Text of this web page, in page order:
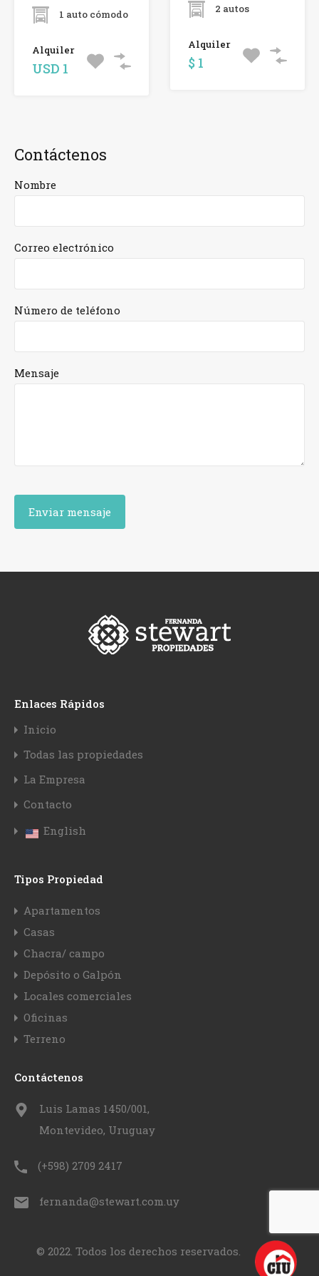
1 auto cómodo
Alquiler
USD 1
2 autos
Alquiler
$ 1
Contáctenos
Nombre
Correo electrónico
Número de teléfono
Mensaje
Enlaces Rápidos
Inicio
Todas las propiedades
La Empresa
Contacto
English
Tipos Propiedad
Apartamentos
Casas
Chacra/ campo
Depósito o Galpón
Locales comerciales
Oficinas
Terreno
Contáctenos
Luis Lamas 1450/001,
Montevideo, Uruguay
(+598) 2709 2417
fernanda@stewart.com.uy
© 2022. Todos los derechos reservados.